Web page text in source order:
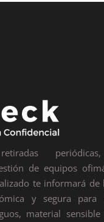
de equipos
te informará de
y segura para
material